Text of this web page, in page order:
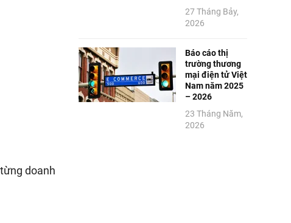
doanh
27 Tháng Bảy,
2026
Báo cáo thị
trường thương
mại điện tử Việt
Nam năm 2025
– 2026
23 Tháng Năm,
2026